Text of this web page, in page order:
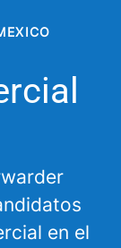
en el